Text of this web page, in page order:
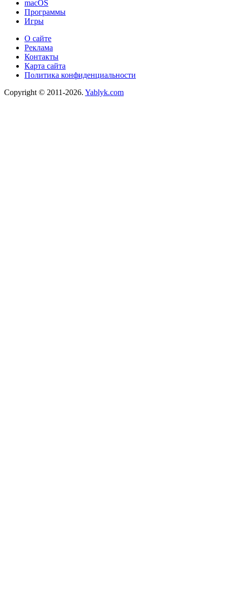
macOS
Программы
Игры
О сайте
Реклама
Контакты
Карта сайта
Политика конфиденциальности
Copyright © 2011-2026. Yablyk.сom